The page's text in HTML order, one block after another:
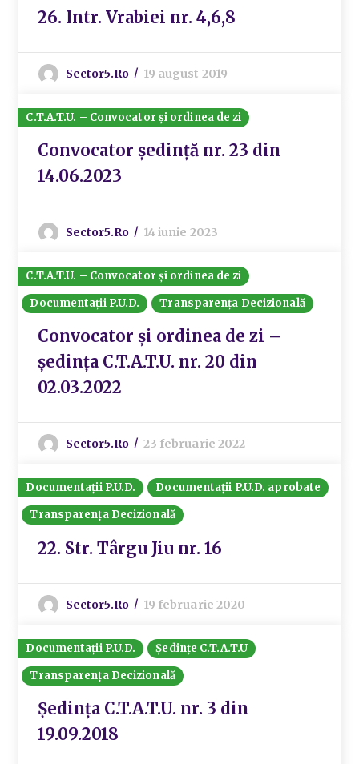
26. Intr. Vrabiei nr. 4,6,8
Sector5.ro 19 august 2019
C.T.A.T.U. – Convocator și ordinea de zi
Convocator ședință nr. 23 din
14.06.2023
Sector5.ro 14 iunie 2023
C.T.A.T.U. – Convocator și ordinea de zi
Documentații P.U.D.
Transparența Decizională
Convocator și ordinea de zi –
ședința C.T.A.T.U. nr. 20 din
02.03.2022
Sector5.ro 23 februarie 2022
Documentații P.U.D.
Documentații P.U.D. aprobate
Transparența Decizională
22. Str. Târgu Jiu nr. 16
Sector5.ro 19 februarie 2020
Documentații P.U.D.
Ședințe C.T.A.T.U
Transparența Decizională
Ședința C.T.A.T.U. nr. 3 din
19.09.2018